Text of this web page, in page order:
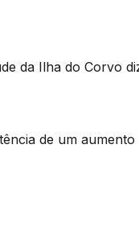
da Ilha do Corvo
de um